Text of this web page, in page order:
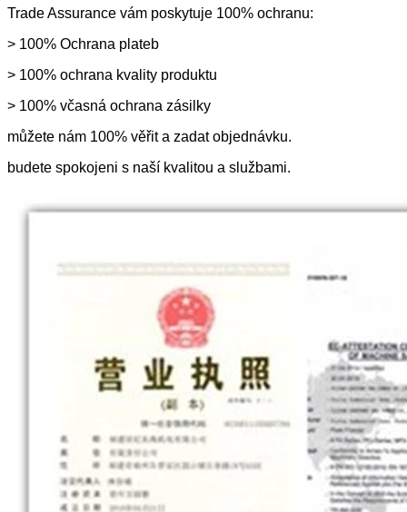
Trade Assurance vám poskytuje 100% ochranu:
> 100% Ochrana plateb
> 100% ochrana kvality produktu
> 100% včasná ochrana zásilky
můžete nám 100% věřit a zadat objednávku.
budete spokojeni s naší kvalitou a službami.